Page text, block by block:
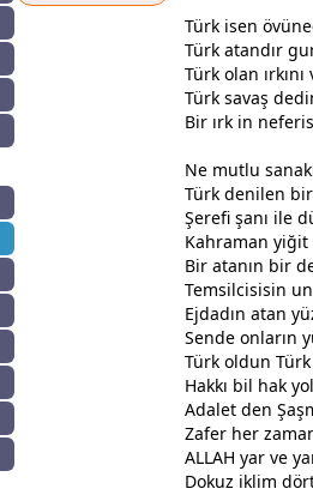
Türk isen
Türk atandır
Türk olan
Türk savaş
Bir ırk in
Ne mutlu
Türk denilen
Şerefi şanı ile
Kahraman
Bir atanın bir
Temsilcisisin
Ejdadın atan
Sende onların
Türk oldun
Hakkı bil hak
Adalet den
Zafer her
ALLAH yar ve
Dokuz iklim